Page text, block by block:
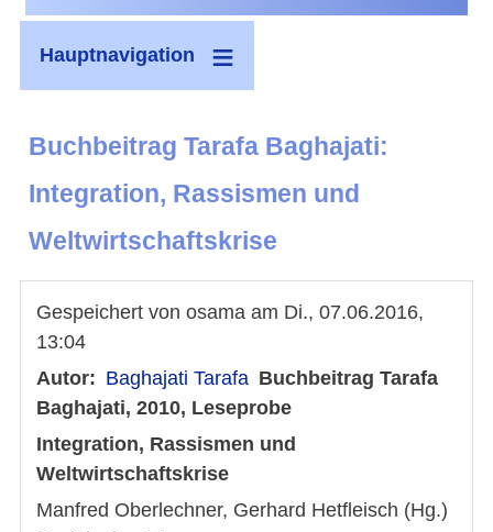
Hauptnavigation
Buchbeitrag Tarafa Baghajati:
Integration, Rassismen und
Weltwirtschaftskrise
Gespeichert von osama am Di., 07.06.2016,
13:04
Autor
Baghajati Tarafa Buchbeitrag Tarafa
Baghajati, 2010, Leseprobe
Integration, Rassismen und
Weltwirtschaftskrise
Manfred Oberlechner, Gerhard Hetfleisch (Hg.)